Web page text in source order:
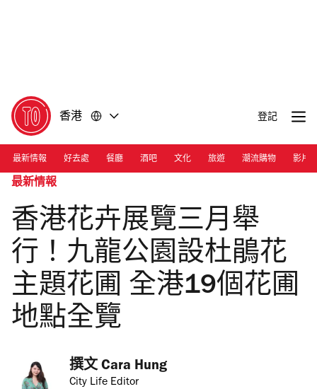
香港 登記
最新情報 好去處 餐廳 酒吧 文化 旅遊 潮流購物 影片
最新情報
香港花卉展覽三月舉
行！九龍公園設杜鵑花
主題花圃 全港19個花圃
地點全覽
撰文 Cara Hung
City Life Editor